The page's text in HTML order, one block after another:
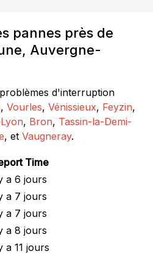
pannes près de
Auvergne-
d'interruption
, Vourles, Vénissieux, Feyzin,
, Bron, Tassin-la-Demi-
, et Vaugneray.
Time
a 6 jours
a 7 jours
a 7 jours
a 8 jours
a 11 jours